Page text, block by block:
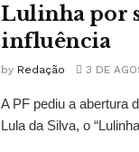
Lulinha por
influência
by Redação 3 DE
A PF pediu a abertura
Lula da Silva, o